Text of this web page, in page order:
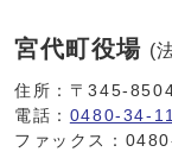
宮代町役場 (
住所：〒345-
電話： 0480-34-
ファックス：